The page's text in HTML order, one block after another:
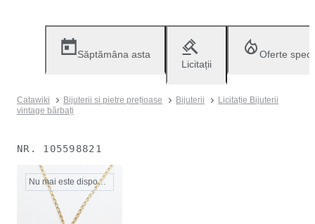
Săptămâna asta
Licitații
Oferte
Catawiki Bijuterii si pietre prețioase Bijuterii
Licitație Bijuterii
vintage bărbați
NR. 105598821
Nu mai este disponibil